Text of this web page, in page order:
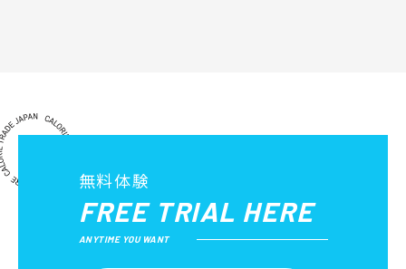
無料体験
FREE TRIAL HERE
ANYTIME YOU WANT